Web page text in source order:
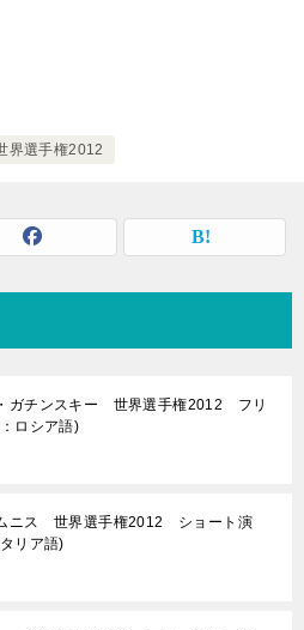
界選手権2012
ガチンスキー 世界選手権2012 フリ
ロシア語)
ニス 世界選手権2012 ショート演
リア語)